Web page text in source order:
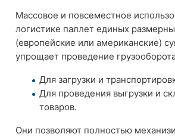
Массовое и повсеместное
логистике паллет единых
(европейские или американские)
упрощает проведение
Для загрузки и
Для проведения выгрузки и
товаров.
Они позволяют полностью